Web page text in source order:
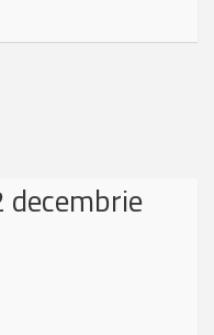
decembrie